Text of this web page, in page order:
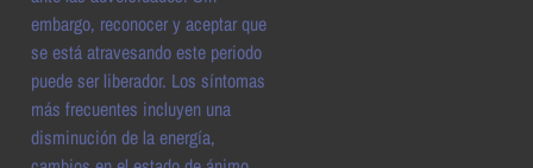
embargo, reconocer y aceptar que
se está atravesando este periodo
puede ser liberador. Los síntomas
más frecuentes incluyen una
disminución de la energía,